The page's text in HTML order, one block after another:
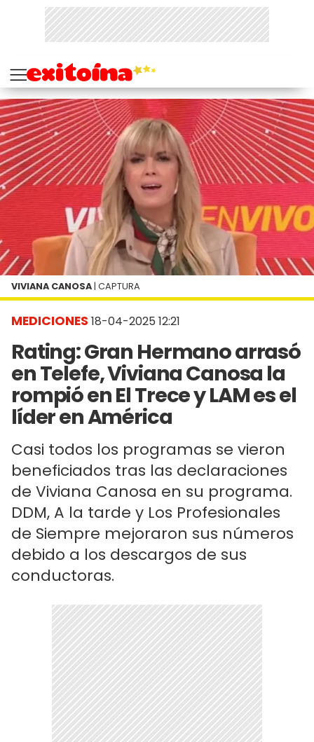
MEDICIONES 18-04-2025 12:21
Rating: Gran Hermano arrasó
en Telefe, Viviana Canosa la
rompió en El Trece y LAM es el
líder en América
Casi todos los programas se vieron
beneficiados tras las declaraciones
de Viviana Canosa en su programa.
DDM, A la tarde y Los Profesionales
de Siempre mejoraron sus números
debido a los descargos de sus
conductoras.
VIVIANA CANOSA | CAPTURA